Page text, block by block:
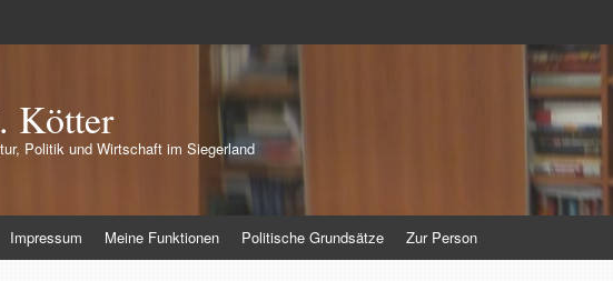
Kötter
Politik und Wirtschaft im Siegerland
Impressum Meine Funktionen Politische Grundsätze Zur Person